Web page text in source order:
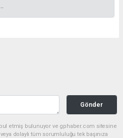
Gönder
etmiş bulunuyor ve gphaber.com sitesine
dolaylı tüm sorumluluğu tek başınıza